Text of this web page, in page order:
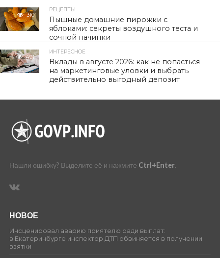
310
РЕЦЕПТЫ
Пышные домашние пирожки с
яблоками: секреты воздушного теста и
сочной начинки
491
ИНТЕРЕСНОЕ
Вклады в августе 2026: как не попасться
на маркетинговые уловки и выбрать
действительно выгодный депозит
Нашли ошибку? Выделите её и нажмите Ctrl+Enter.
НОВОЕ
Инсценировал аварию приятелю ради выплат:
в Екатеринбурге инспектор ДТП обвиняется в получении
взятки